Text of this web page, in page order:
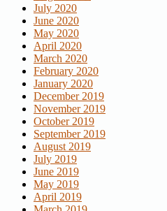
July 2020
June 2020
May 2020
April 2020
March 2020
February 2020
January 2020
December 2019
November 2019
October 2019
September 2019
August 2019
July 2019
June 2019
May 2019
April 2019